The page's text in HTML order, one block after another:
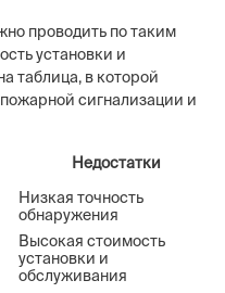
проводить по таким
установки и
таблица, в которой
сигнализации и
Недостатки
Низкая точность
обнаружения
Высокая стоимость
установки и
обслуживания